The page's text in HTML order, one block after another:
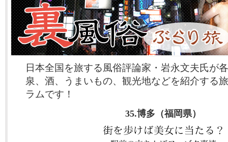
日本全国を旅する風俗評論家・岩永文夫氏が
泉、酒、うまいもの、観光地などを紹介する
ラムです！
35.博多（福岡県）